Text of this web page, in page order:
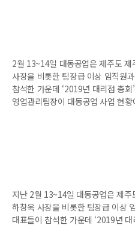
2월 13~14일 대동공업은 제주도
사장을 비롯한 팀장급 이상 임직원
참석한 가운데 ‘2019년 대리점 총
영업관리팀장이 대동공업 사업 현
지난 2월 13~14일 대동공업은 제
하창욱 사장을 비롯한 팀장급 이상
대표들이 참석한 가운데 ‘2019년